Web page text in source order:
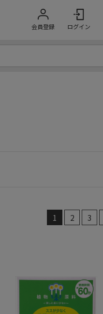
会員登録 ログイン
1 2 3